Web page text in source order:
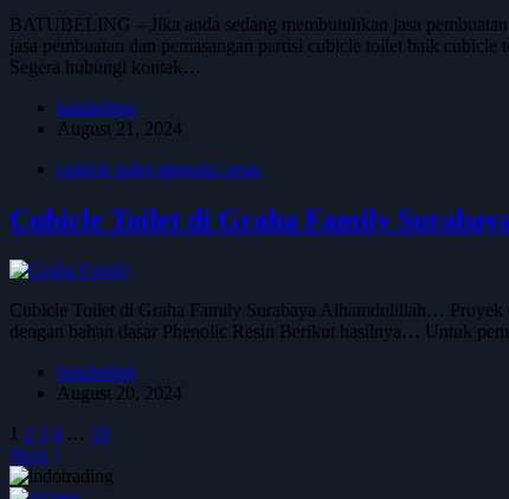
BATUBELING – Jika anda sedang membutuhkan jasa
jasa pembuatan dan pemasangan partisi cubicle toilet baik
Segera hubungi kontak…
batubeling
August 21, 2024
cubicle toilet phenolic resin
Cubicle Toilet di Graha Family
Cubicle Toilet di Graha Family Surabaya Alhamdulillah… Proyek
dengan bahan dasar Phenolic Resin Berikut hasilnya… Untuk
batubeling
August 20, 2024
1 2 3 4 … 19
Next